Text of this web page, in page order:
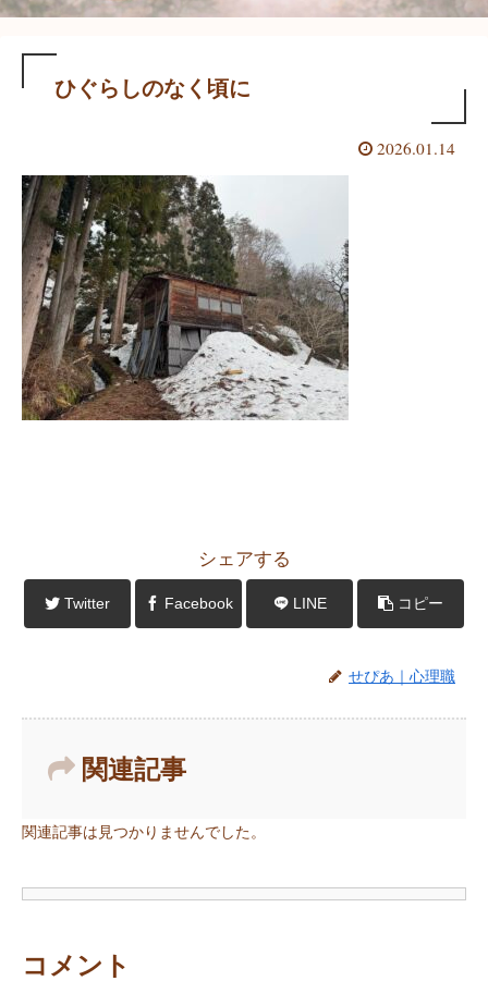
ひぐらしのなく頃に
2026.01.14
シェアする
Twitter Facebook LINE コピー
せぴあ｜心理職
関連記事
関連記事は見つかりませんでした。
コメント